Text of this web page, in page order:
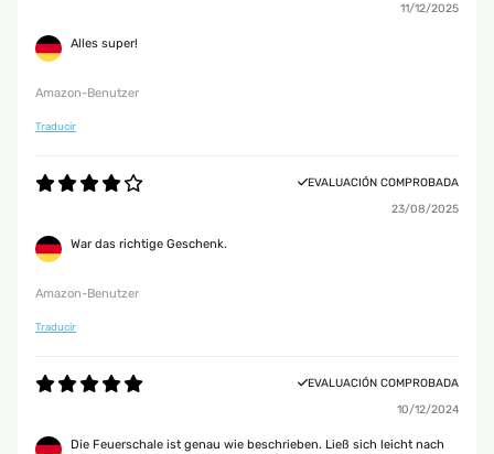
11/12/2025
Alles super!
Amazon-Benutzer
Traducir
EVALUACIÓN COMPROBADA
23/08/2025
War das richtige Geschenk.
Amazon-Benutzer
Traducir
EVALUACIÓN COMPROBADA
10/12/2024
Die Feuerschale ist genau wie beschrieben. Ließ sich leicht nach